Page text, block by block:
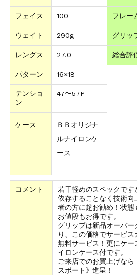
フェイス 100 フレー
ウェイト 290g グリッ
レングス 27.0 総合評
パターン 16×18
テンショ
ン
47〜57P
ケース
ＢＢオリジナ
ルナイロンケ
ース
コメント
若干軽めのスペックです
依存することなく技術向
者の方に超お勧め！状態
お値段もお得です。
グリップは新品オーバー
り、この価格でサービ
無料サービス！更にケー
イロンケース付です。
ご来店でのお買上げな
スポート》進呈！